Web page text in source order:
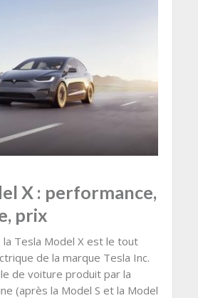
X : performance,
prix
la Tesla Model X est le tout
de la marque Tesla Inc.
de voiture produit par la
(après la Model S et la Model